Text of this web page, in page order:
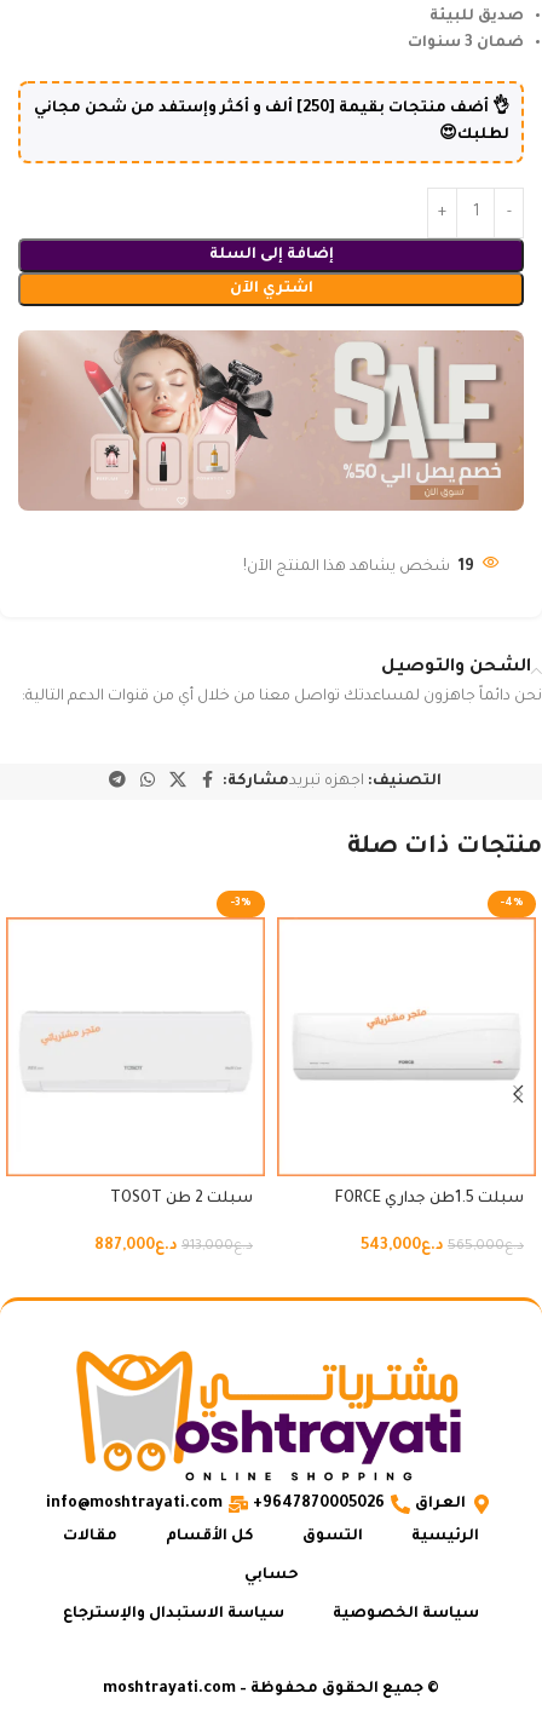
صديق للبيئة
ضمان 3 سنوات
👌 أضف منتجات بقيمة [250] ألف و أكثر وإستفد من شحن مجاني
لطلبك😍
إضافة إلى السلة
اشتري الآن
19 شخص يشاهد هذا المنتج الآن!
الشحن والتوصيل
نحن دائماً جاهزون لمساعدتك تواصل معنا من خلال أي من قنوات الدعم التالية:
التصنيف: اجهزه تبريدمشاركة:
منتجات ذات صلة
-4%
سبلت 1.5طن جداري FORCE
د.ع565,000 د.ع543,000
-3%
سبلت 2 طن TOSOT
د.ع913,000 د.ع887,000
العراق 9647870005026+
info@moshtrayati.com
الرئيسية
التسوق كل الأقسام مقالات
حسابي
سياسة الخصوصية سياسة الاستبدال والإسترجاع
© جميع الحقوق محفوظة – moshtrayati.com